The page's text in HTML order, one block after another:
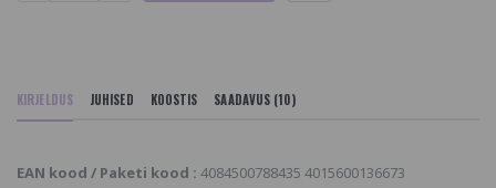
KIRJELDUS JUHISED KOOSTIS SAADAVUS (10)
EAN kood / Paketi kood : 4084500788435 4015600136673